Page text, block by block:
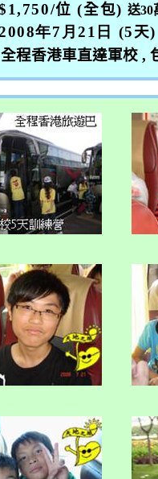
位 (全包)送30
年7 月21 日 (5天)
全程香港車直達軍校,